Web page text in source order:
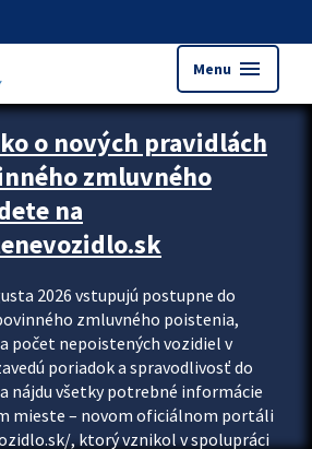
Menu menu
upútavok
o nových pravidlách
zmluvného
na
2026 vstupujú postupne do
zmluvného poistenia,
počet nepoistených vozidiel v
poriadok a spravodlivosť do
nájdu všetky potrebné informácie
mieste – novom oficiálnom portáli
, ktorý vznikol v spolupráci